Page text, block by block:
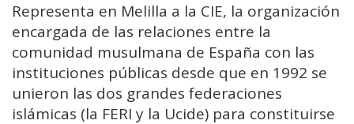
Representa en Melilla a la CIE, la organización
encargada de las relaciones entre la
comunidad musulmana de España con las
instituciones públicas desde que en 1992 se
unieron las dos grandes federaciones
islámicas (la FERI y la Ucide) para constituirse